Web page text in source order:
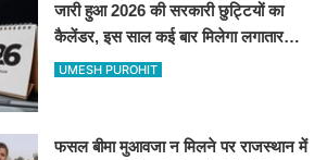
जारी हुआ 2026 की सरकारी छुट्टियों का
कैलेंडर, इस साल कई बार मिलेगा लगातार
अवकाश, देखें
UMESH PUROHIT
फसल बीमा मुआवजा न मिलने पर राजस्थान में